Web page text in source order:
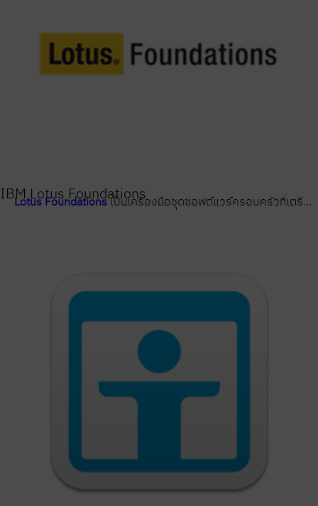
IBM Lotus Foundations
Lotus Foundationsเป็นเครื่องมือชุดซอฟต์แวร์ครอบครัวที่เตรี...